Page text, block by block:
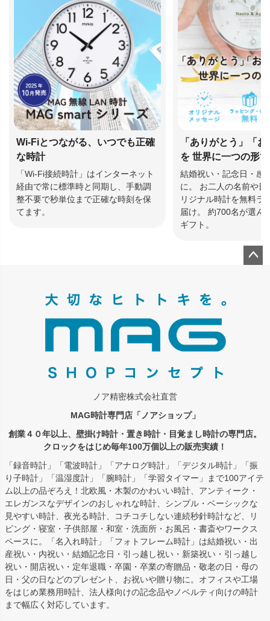
Wi-Fiとつながる、いつでも正確
な時計
「Wi-Fi接続時計」はインターネット
経由で常に標準時と同期し、手動調
整不要で秒単位まで正確な時刻を保
てます。
「ありがとう」「
を 世界に一つの形
結婚祝い・記念日・感
に。 お二人の名前や日
リジナル時計を無料ラ
届け。 約700名が選ん
ギフト。
ノア精密株式会社直営
MAG時計専門店「ノアショップ」
創業４０年以上、壁掛け時計・置き時計・目覚まし時計の専門店。
クロックをはじめ毎年100万個以上の販売実績！
「録音時計」「電波時計」「アナログ時計」「デジタル時計」「振
り子時計」「温湿度計」「腕時計」「学習タイマー」まで100アイテ
ム以上の品ぞろえ！北欧風・木製のかわいい時計、アンティーク・
エレガンスなデザインのおしゃれな時計、シンプル・ベーシックな
見やすい時計、夜光る時計、コチコチしない連続秒針時計など、リ
ビング・寝室・子供部屋・和室・洗面所・お風呂・書斎やワークス
ペースに。「名入れ時計」「フォトフレーム時計」は結婚祝い・出
産祝い・内祝い・結婚記念日・引っ越し祝い・新築祝い・引っ越し
祝い・開店祝い・定年退職・卒園・卒業の寄贈品・敬老の日・母の
日・父の日などのプレゼント、お祝いや贈り物に。オフィスや工場
をはじめ業務用時計、法人様向けの記念品やノベルティ向けの時計
まで幅広く対応しています。